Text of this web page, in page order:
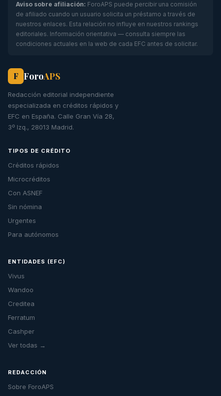
Aviso sobre afiliación: ForoAPS puede percibir una comisión
de afiliado cuando un usuario solicita un préstamo a través de
nuestros enlaces. Esta relación no influye en nuestros rankings
editoriales. Información orientativa — consulta siempre las
condiciones actuales en la web de cada EFC antes de solicitar.
F ForoAPS
Redacción editorial independiente
especializada en créditos rápidos y
EFC en España. Calle Gran Vía 28,
3º Izq., 28013 Madrid.
TIPOS DE CRÉDITO
Créditos rápidos
Microcréditos
Con ASNEF
Sin nómina
Urgentes
Para autónomos
ENTIDADES (EFC)
Vivus
Wandoo
Creditea
Ferratum
Cashper
Ver todas →
REDACCIÓN
Sobre ForoAPS